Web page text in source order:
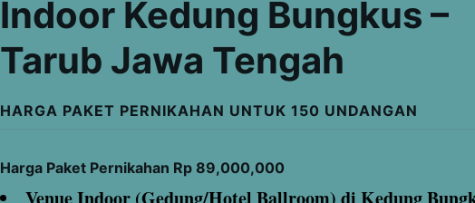
Indoor Kedung Bungkus –
Tarub Jawa Tengah
HARGA PAKET PERNIKAHAN UNTUK 150 UNDANGAN
Harga Paket Pernikahan Rp 89,000,000